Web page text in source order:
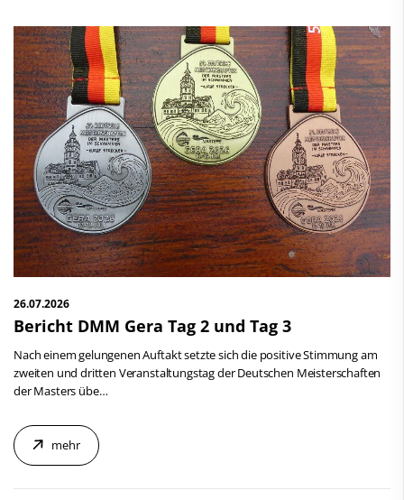
26.07.2026
Bericht DMM Gera Tag 2 und Tag 3
Nach einem gelungenen Auftakt setzte sich die positive Stimmung am
zweiten und dritten Veranstaltungstag der Deutschen Meisterschaften
der Masters übe…
mehr
Schwimmen lernen
Sportentwicklung
Service
Kontakt